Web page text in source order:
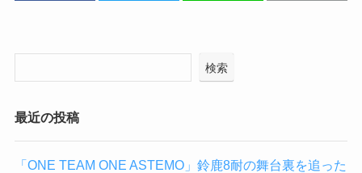
検索
最近の投稿
「ONE TEAM ONE ASTEMO」鈴鹿8耐の舞台裏を追った